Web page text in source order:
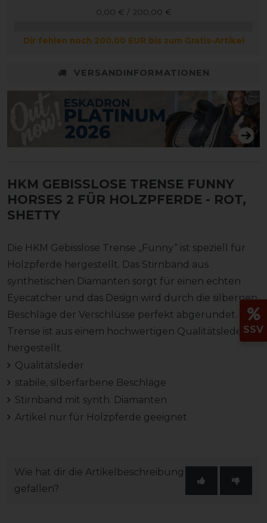
0,00 € / 200,00 €
Dir fehlen noch 200,00 EUR bis zum Gratis-Artikel
VERSANDINFORMATIONEN
HKM GEBISSLOSE TRENSE FUNNY
HORSES 2 FÜR HOLZPFERDE - ROT,
SHETTY
Die HKM Gebisslose Trense „Funny“ ist speziell für
Holzpferde hergestellt. Das Stirnband aus
synthetischen Diamanten sorgt für einen echten
Eyecatcher und das Design wird durch die silbernen
Beschläge der Verschlüsse perfekt abgerundet. Die
Trense ist aus einem hochwertigen Qualitätsleder
hergestellt.
Qualitätsleder
stabile, silberfarbene Beschläge
Stirnband mit synth. Diamanten
Artikel nur für Holzpferde geeignet
Wie hat dir die Artikelbeschreibung
gefallen?
SSV